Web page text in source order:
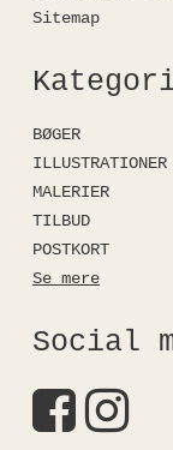
Sitemap
BØGER
ILLUSTRATIONER
MALERIER
TILBUD
POSTKORT
Se mere
Social